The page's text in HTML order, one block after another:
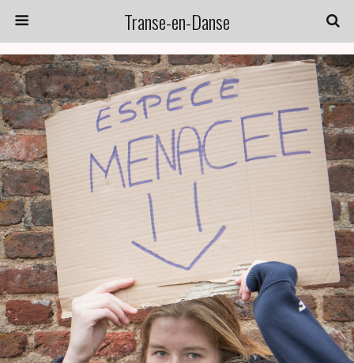
Transe-en-Danse